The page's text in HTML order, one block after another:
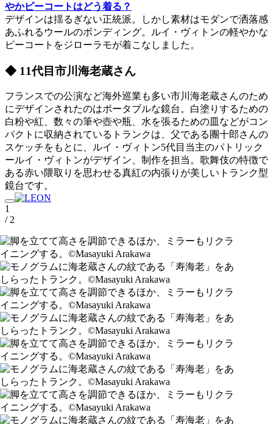
やかピーコートはどう着る？
デザインは揺るぎない正統派。しかし素材はモダンで洒落感
あふれるウールのボンディング。ルイ・ヴィトンの軽やかな
ピーコートをジローラモが着こなしました。
◆ 11代目市川海老蔵さん
フランスでの公演など海外巡業も多い市川海老蔵さんのため
にデザインされたのはポータブルな鏡台。白塗りするための
白粉や紅、数々の筆や壺や瓶、水を張るための皿などがコン
パクトに収納されているトランクは、父である團十郎さんの
スケッチをもとに、ルイ・ヴィトン5代目当主のパトリック
ールイ・ヴィトンがデザイン、制作を担当。歌舞伎の特徴で
ある赤い隈取りを思わせる真紅の内張りが美しいトランク型
鏡台です。
1
/ 2